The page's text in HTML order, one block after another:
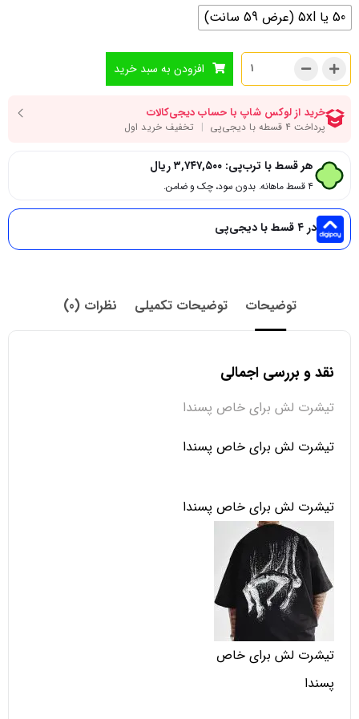
50 یا 5xl (عرض 59 سانت)
افزودن به سبد خرید
هر قسط با ترب‌پی: ۳,۷۴۷,۵۰۰ریال
۴ قسط ماهانه. بدون سود، چک و ضامن.
در ۴ قسط با دیجی‌پی
توضیحات توضیحات تکمیلی نظرات (0)
نقد و بررسی اجمالی
تیشرت لش برای خاص پسندا
تیشرت لش برای خاص پسندا
تیشرت لش برای خاص پسندا
تیشرت لش برای خاص
پسندا